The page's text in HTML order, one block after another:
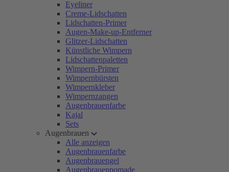
Eyeliner
Creme-Lidschatten
Lidschatten-Primer
Augen-Make-up-Entferner
Glitzer-Lidschatten
Künstliche Wimpern
Lidschattenpaletten
Wimpern-Primer
Wimpernbürsten
Wimpernkleber
Wimpernzangen
Augenbrauenfarbe
Kajal
Sets
Augenbrauen
Alle anzeigen
Augenbrauenfarbe
Augenbrauengel
Augenbrauenpomade